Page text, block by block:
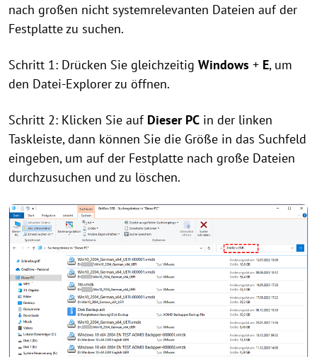
nach großen nicht systemrelevanten Dateien auf der
Festplatte zu suchen.
Schritt 1: Drücken Sie gleichzeitig Windows + E, um
den Datei-Explorer zu öffnen.
Schritt 2: Klicken Sie auf Dieser PC in der linken
Taskleiste, dann können Sie die Größe in das Suchfeld
eingeben, um auf der Festplatte nach große Dateien
durchzusuchen und zu löschen.